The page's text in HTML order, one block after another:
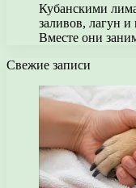
Кубанскими
заливов, лагун
Вместе они
Свежие записи